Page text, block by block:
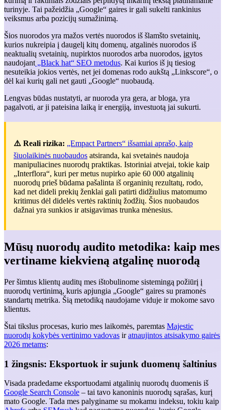
turinyje. Tai pažeidžia „Google“ gaires ir gali sukelti rankinius
veiksmus arba pozicijų sumažinimą.
Šios nuorodos yra mažos vertės nuorodos iš šlamšto svetainių,
kurios nukreipia į daugelį kitų domenų, atgalinės nuorodos iš
neaktualių svetainių, nupirktos nuorodos arba nuorodos, įgytos
naudojant „Black hat“ SEO metodus. Kai kurios iš jų tiesiog
nesuteikia jokios vertės, net jei domenas rodo aukštą „Linkscore“, o
dėl kai kurių gali net gauti „Google“ nuobaudą.
Lengvas būdas nustatyti, ar nuoroda yra gera, ar bloga, yra
pagalvoti, ar ji pateisina laiką ir energiją, investuotą jai sukurti.
⚠️ Reali rizika: „Empact Partners“ išsamiai aprašo, kaip
šiuolaikinės nuobaudos atsiranda, kai svetainės naudoja
manipuliacines nuorodų praktikas. Istoriniai atvejai, tokie kaip
„Interflora“, kuri per metus nupirko apie 60 000 atgalinių
nuorodų prieš būdama pašalinta iš organinių rezultatų, rodo,
kad net dideli prekių ženklai gali patirti didžiulius matomumo
kritimus dėl didelės vertės raktinių žodžių. Šios nuobaudos
dažnai yra sunkios ir atsigavimas trunka mėnesius.
Mūsų nuorodų audito metodika: kaip mes
vertiname kiekvieną atgalinę nuorodą
Per šimtus klientų auditų mes ištobulinome sistemingą požiūrį į
nuorodų vertinimą, kuris apjungia „Google“ gaires su pramonės
standartų metrika. Šią metodiką naudojame viduje ir mokome savo
klientus.
Štai tikslus procesas, kurio mes laikomės, paremtas Majestic
nuorodų kokybės vertinimo vadovas iratnaujintos atsisakymo gairės
2026 metams:
1 žingsnis: Eksportuok ir sujunk duomenų šaltinius
Visada pradedame eksportuodami atgalinių nuorodų duomenis iš
Google Search Console – tai tavo kanoninis nuorodų sąrašas, kurį
mato Google. Tada mes palyginame su mokamu indeksu, tokiu kaip